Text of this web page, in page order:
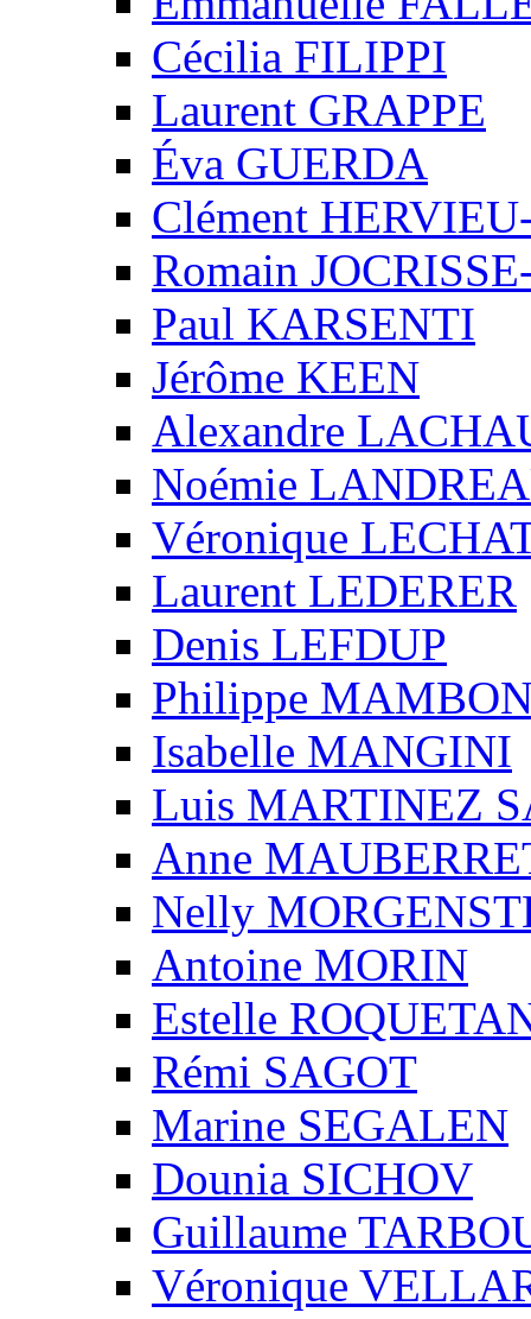
Cécilia FILIPPI
Laurent GRAPPE
Éva GUERDA
Clément
Romain
Paul KARSENTI
Jérôme KEEN
Alexandre
Noémie
Véronique
Laurent LEDERER
Denis LEFDUP
Philippe
Isabelle MANGINI
Luis MARTINEZ
Anne
Nelly
Antoine MORIN
Estelle
Rémi SAGOT
Marine SEGALEN
Dounia SICHOV
Guillaume
Véronique